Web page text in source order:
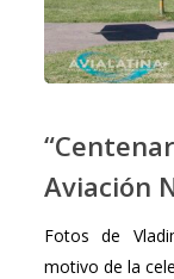
Escuela
Aviación
Fotos de
motivo de la